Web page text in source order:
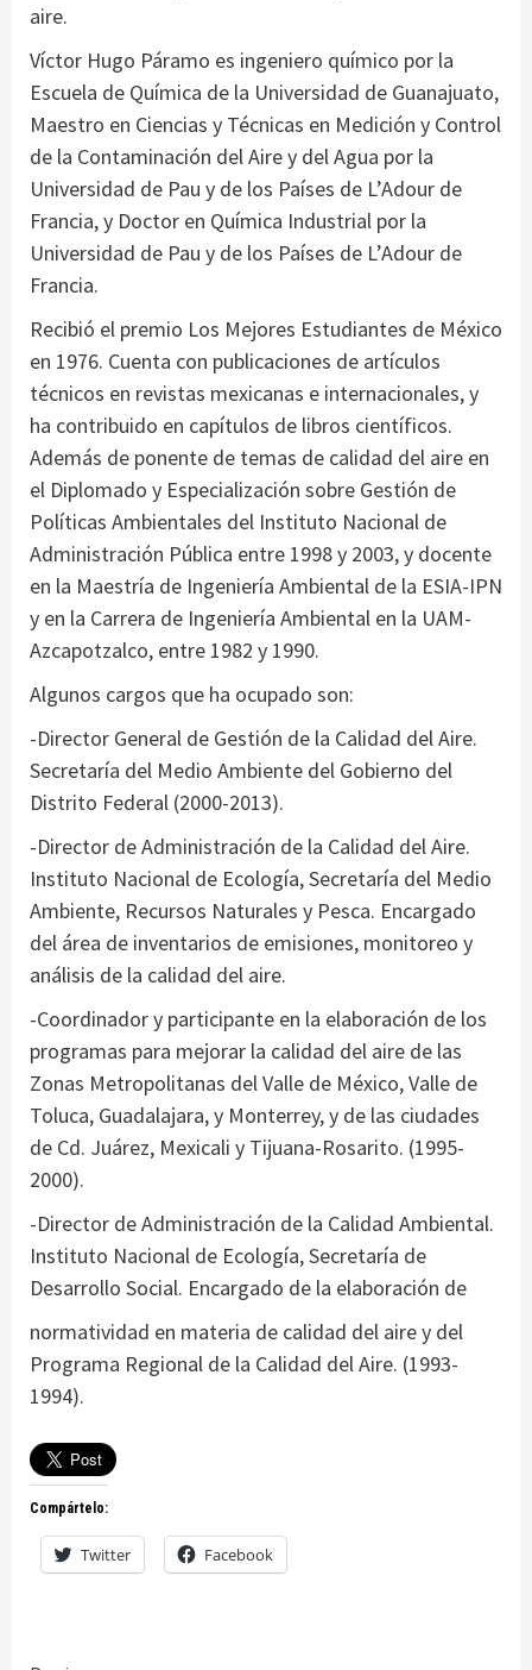
aire.
Víctor Hugo Páramo es ingeniero químico por la
Escuela de Química de la Universidad de Guanajuato,
Maestro en Ciencias y Técnicas en Medición y Control
de la Contaminación del Aire y del Agua por la
Universidad de Pau y de los Países de L’Adour de
Francia, y Doctor en Química Industrial por la
Universidad de Pau y de los Países de L’Adour de
Francia.
Recibió el premio Los Mejores Estudiantes de México
en 1976. Cuenta con publicaciones de artículos
técnicos en revistas mexicanas e internacionales, y
ha contribuido en capítulos de libros científicos.
Además de ponente de temas de calidad del aire en
el Diplomado y Especialización sobre Gestión de
Políticas Ambientales del Instituto Nacional de
Administración Pública entre 1998 y 2003, y docente
en la Maestría de Ingeniería Ambiental de la ESIA-IPN
y en la Carrera de Ingeniería Ambiental en la UAM-
Azcapotzalco, entre 1982 y 1990.
Algunos cargos que ha ocupado son:
-Director General de Gestión de la Calidad del Aire.
Secretaría del Medio Ambiente del Gobierno del
Distrito Federal (2000-2013).
-Director de Administración de la Calidad del Aire.
Instituto Nacional de Ecología, Secretaría del Medio
Ambiente, Recursos Naturales y Pesca. Encargado
del área de inventarios de emisiones, monitoreo y
análisis de la calidad del aire.
-Coordinador y participante en la elaboración de los
programas para mejorar la calidad del aire de las
Zonas Metropolitanas del Valle de México, Valle de
Toluca, Guadalajara, y Monterrey, y de las ciudades
de Cd. Juárez, Mexicali y Tijuana-Rosarito. (1995-
2000).
-Director de Administración de la Calidad Ambiental.
Instituto Nacional de Ecología, Secretaría de
Desarrollo Social. Encargado de la elaboración de
normatividad en materia de calidad del aire y del
Programa Regional de la Calidad del Aire. (1993-
1994).
Compártelo:
Twitter Facebook